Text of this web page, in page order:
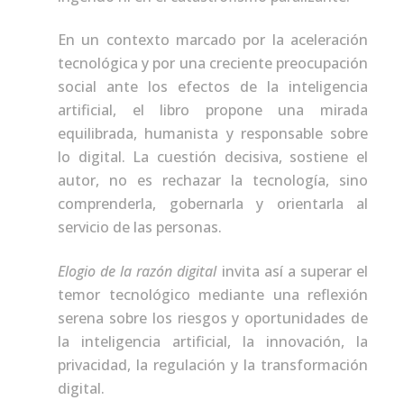
En un contexto marcado por la aceleración
tecnológica y por una creciente preocupación
social ante los efectos de la inteligencia
artificial, el libro propone una mirada
equilibrada, humanista y responsable sobre
lo digital. La cuestión decisiva, sostiene el
autor, no es rechazar la tecnología, sino
comprenderla, gobernarla y orientarla al
servicio de las personas.
Elogio de la razón digitalinvita así a superar el
temor tecnológico mediante una reflexión
serena sobre los riesgos y oportunidades de
la inteligencia artificial, la innovación, la
privacidad, la regulación y la transformación
digital.